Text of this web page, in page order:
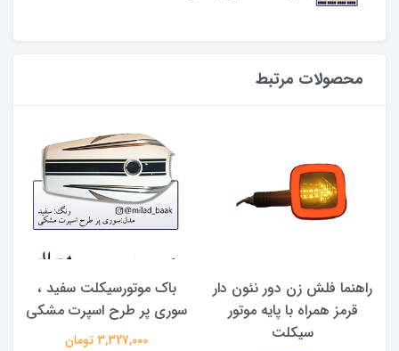
محصولات مرتبط
راهنما فلش زن دور نئون دار
قرمز همراه با پایه موتور
سیکلت
باک موتورسیکلت سفید ،
سوری پر طرح اسپرت مشکی
3,327,000 تومان